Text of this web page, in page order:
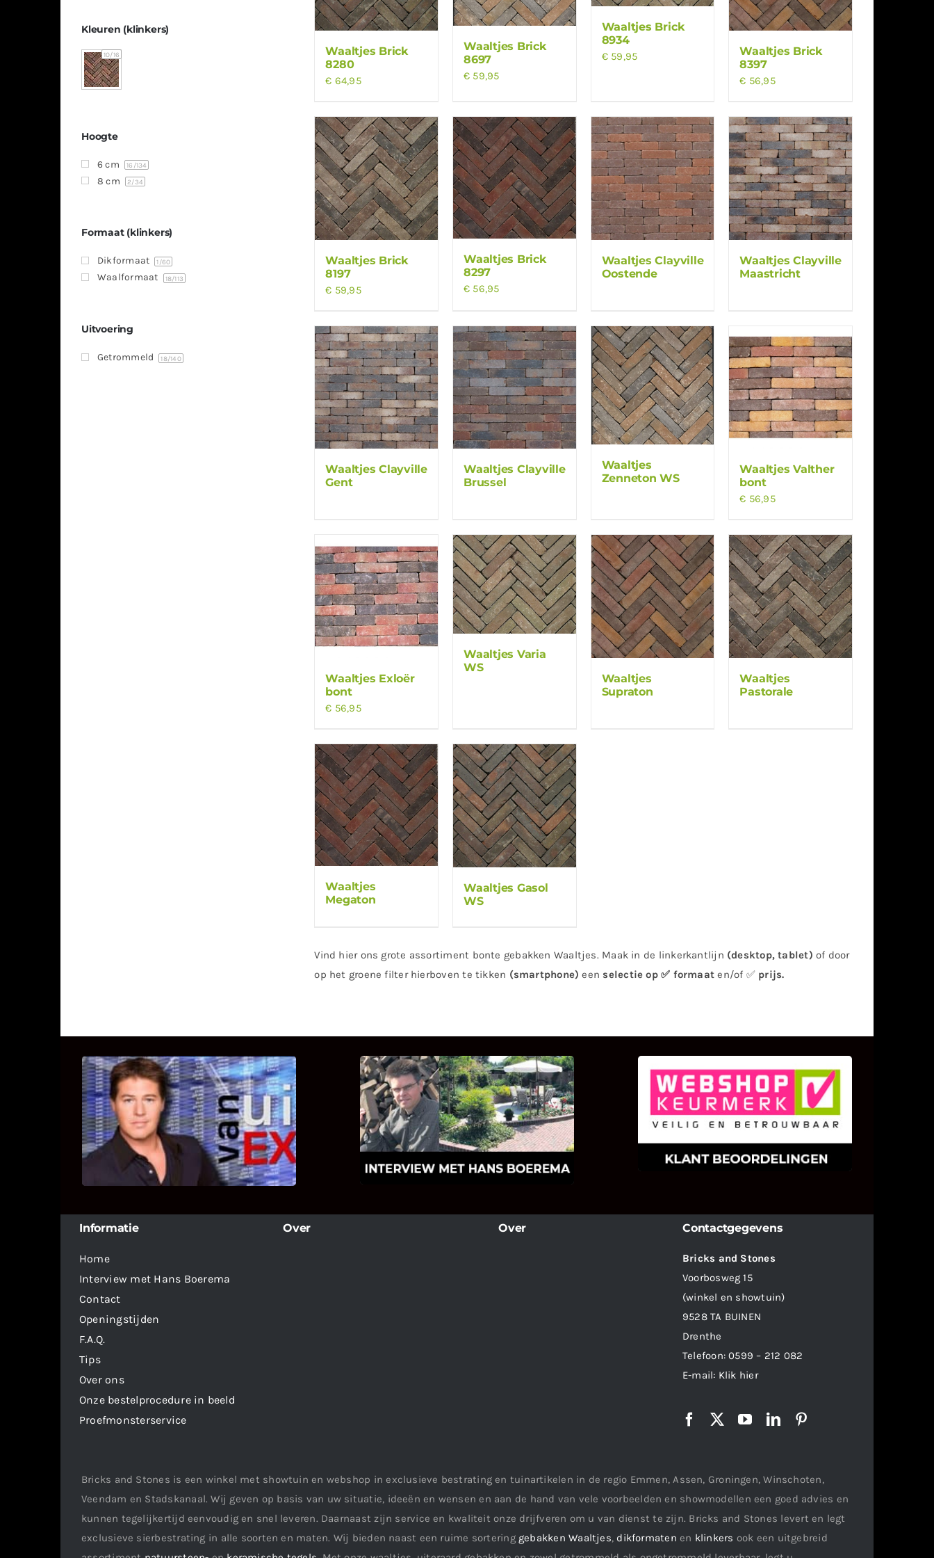
Waaltjes Brick
8280
€ 64,95
Waaltjes Brick
8697
€ 59,95
Waaltjes Brick
8934
€59,95
Waaltjes Brick
8397
€ 56,95
Waaltjes Brick
8197
€ 59,95
Waaltjes Brick
8297
€ 56,95
Waaltjes Clayville
Oostende
Waaltjes Clayville
Maastricht
Waaltjes Clayville
Gent
Waaltjes Clayville
Brussel
Waaltjes
Zenneton WS
Waaltjes Valther
bont
€ 56,95
Waaltjes Exloër
bont
€ 56,95
Waaltjes Varia
WS
Waaltjes
Supraton
Waaltjes
Pastorale
Waaltjes
Megaton
Waaltjes Gasol
WS
Vind hier ons grote assortiment bonte gebakken Waaltjes. Maak in de linkerkantlijn (desktop, tablet) of door
op het groene filter hierboven te tikken (smartphone) een selectie op ✅ formaat en/of ✅prijs.
Kleuren (klinkers)
10/16
Hoogte
6 cm 16 /134
8 cm 2/34
Formaat (klinkers)
Dikformaat 1/60
Waalformaat 18/113
Uitvoering
Getrommeld 18/140
UITSTEL VAN EXECUTIE
Bekijk hier de fragmenten van de
deelname van Bricks and Stones aan
dit programma.
INTERVIEW MET HANS
BOEREMA
Hoe Bricks and Stones ontstaan is en
wat Hans Boerema motiveert in de
wereld van klinkers en tegels!
KLANT BEOORDELINGEN
We zijn er zeer op gesteld om te
weten wat u als klant van ons en
onze diensten vindt.
Informatie
Home
Interview met Hans Boerema
Contact
Openingstijden
F.A.Q.
Tips
Over ons
Onze bestelprocedure in beeld
Proefmonsterservice
Over Over Contactgegevens
Bricks and Stones
Voorbosweg 15
(winkel en showtuin)
9528 TA BUINEN
Drenthe
Telefoon:0599 – 212 082
E-mail: Klik hier
Bricks and Stones is een winkel met showtuin en webshop in exclusieve bestrating en tuinartikelen in de regio Emmen, Assen, Groningen, Winschoten,
Veendam en Stadskanaal. Wij geven op basis van uw situatie, ideeën en wensen en aan de hand van vele voorbeelden en showmodellen een goed advies en
kunnen tegelijkertijd eenvoudig en snel leveren. Daarnaast zijn service en kwaliteit onze drijfveren om u van dienst te zijn. Bricks and Stones levert en legt
exclusieve sierbestrating in alle soorten en maten. Wij bieden naast een ruime sortering gebakken Waaltjes, dikformaten en klinkers ook een uitgebreid